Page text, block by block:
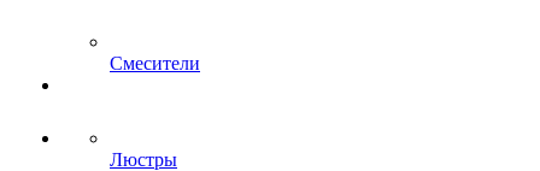
Смесители
Люстры